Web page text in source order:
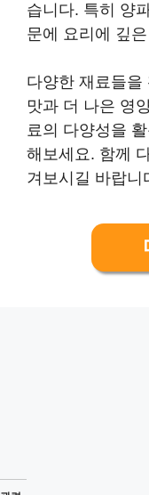
습니다. 특히 양
문에 요리에 깊
다양한 재료들을
맛과 더 나은 영
료의 다양성을
해보세요. 함께
겨보시길 바랍니